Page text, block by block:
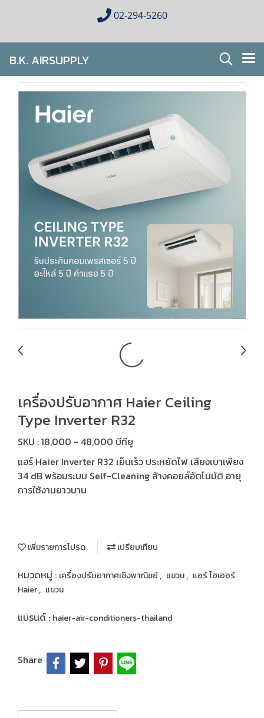
02-294-5260
B.K. AIRSUPPLY
AIR CONDITIONING FOR HOMES & BUSINESES
เครื่องปรับอากาศ Haier Ceiling
Type Inverter R32
SKU : 18,000 - 48,000 บีทียู
แอร์ Haier Inverter R32 เย็นเร็ว ประหยัดไฟ เสียงเบาเพียง
34 dB พร้อมระบบ Self-Cleaning ล้างคอยล์อัตโนมัติ อายุ
การใช้งานยาวนาน
เพิ่มรายการโปรด เปรียบเทียบ
หมวดหมู่ : เครื่องปรับอากาศเชิงพาณิชย์, แขวน, แอร์ ไฮเออร์
Haier, แขวน
แบรนด์ : haier-air-conditioners-thailand
Share